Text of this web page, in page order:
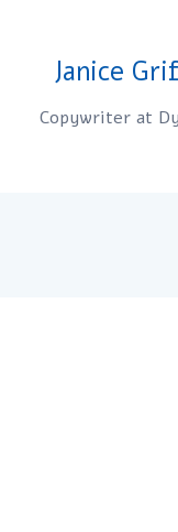
Janice
Copywriter at